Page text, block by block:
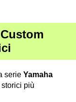
serie Yamaha
più